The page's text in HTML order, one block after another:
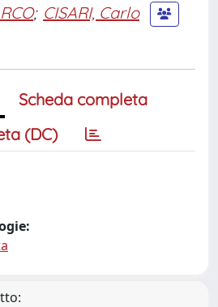
; CISARI, Carlo
Scheda completa
(DC)